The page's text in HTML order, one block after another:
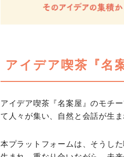
アイデア喫茶『名
アイデア喫茶『名案屋』のモチ
て人々が集い、自然と会話が生
本プラットフォームは、そうし